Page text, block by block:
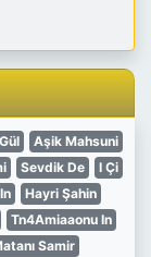
Aşik Mahsuni
Sevdik De
I Çi
Hayri Şahin
Tn4Amiaaonu In
Samir